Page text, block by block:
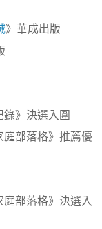
》華成出版
》決選入圍
庭部落格》推薦優
部落格》決選入